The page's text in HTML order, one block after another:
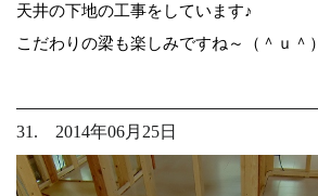
天井の下地の工事をしています♪
こだわりの梁も楽しみですね～（＾ｕ＾）
31. 2014年06月25日